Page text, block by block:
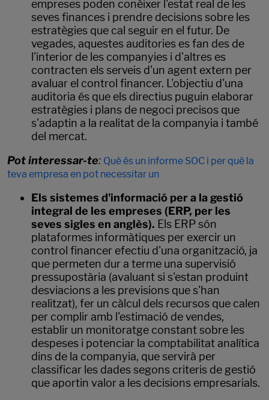
empreses poden conèixer l'estat real de les
seves finances i prendre decisions sobre les
estratègies que cal seguir en el futur. De
vegades, aquestes auditories es fan des de
l'interior de les companyies i d'altres es
contracten els serveis d'un agent extern per
avaluar el control financer. L'objectiu d'una
auditoria és que els directius puguin elaborar
estratègies i plans de negoci precisos que
s'adaptin a la realitat de la companyia i també
del mercat.
Pot interessar-te: Què és un informe SOC i per què la
teva empresa en pot necessitar un
Els sistemes d'informació per a la gestió
integral de les empreses (ERP, per les
seves sigles en anglès). Els ERP són
plataformes informàtiques per exercir un
control financer efectiu d'una organització, ja
que permeten dur a terme una supervisió
pressupostària (avaluant si s'estan produint
desviacions a les previsions que s'han
realitzat), fer un càlcul dels recursos que calen
per complir amb l'estimació de vendes,
establir un monitoratge constant sobre les
despeses i potenciar la comptabilitat analítica
dins de la companyia, que servirà per
classificar les dades segons criteris de gestió
que aportin valor a les decisions empresarials.